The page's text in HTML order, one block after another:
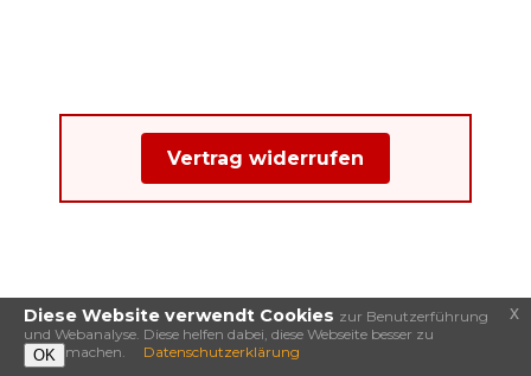
Vertrag widerrufen
Diese Website verwendt Cookies zur Benutzerführung
und Webanalyse. Diese helfen dabei, diese Webseite besser zu
machen.
OK Datenschutzerklärung
x